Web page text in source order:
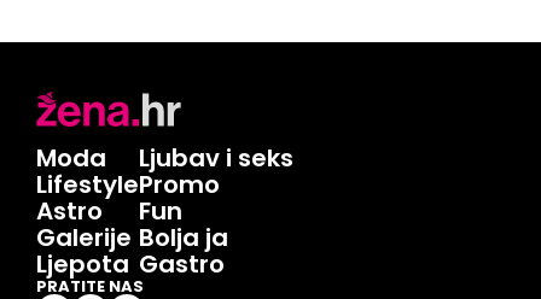
Moda
Lifestyle
Astro
Galerije
Ljepota
Ljubav i seks
Promo
Fun
Bolja ja
Gastro
PRATITE NAS